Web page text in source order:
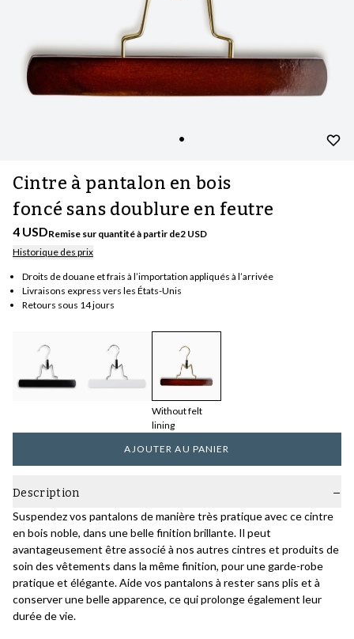
Cintre à pantalon en bois
foncé sans doublure en feutre
4 USDRemise sur quantité à partir de2 USD
Historique des prix
Droits de douane et frais à l’importation appliqués à l’arrivée
Livraisons express vers les États-Unis
Retours sous 14 jours
Without felt
lining
AJOUTER AU PANIER
Description
Suspendez vos pantalons de manière très pratique avec ce cintre
en bois noble, dans une belle finition brillante. Il peut
avantageusement être associé à nos autres cintres et produits de
soin des vêtements dans la même finition, pour une garde-robe
pratique et élégante. Aide vos pantalons à rester sans plis et à
conserver une belle apparence, ce qui prolonge également leur
durée de vie.